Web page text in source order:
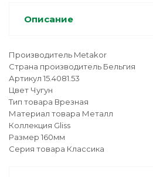
Описание
Производитель Metakor
Страна производитель Бельгия
Артикул 15.4081.53
Цвет Чугун
Тип товара Врезная
Материал товара Металл
Коллекция Gliss
Размер 160мм
Серия товара Классика